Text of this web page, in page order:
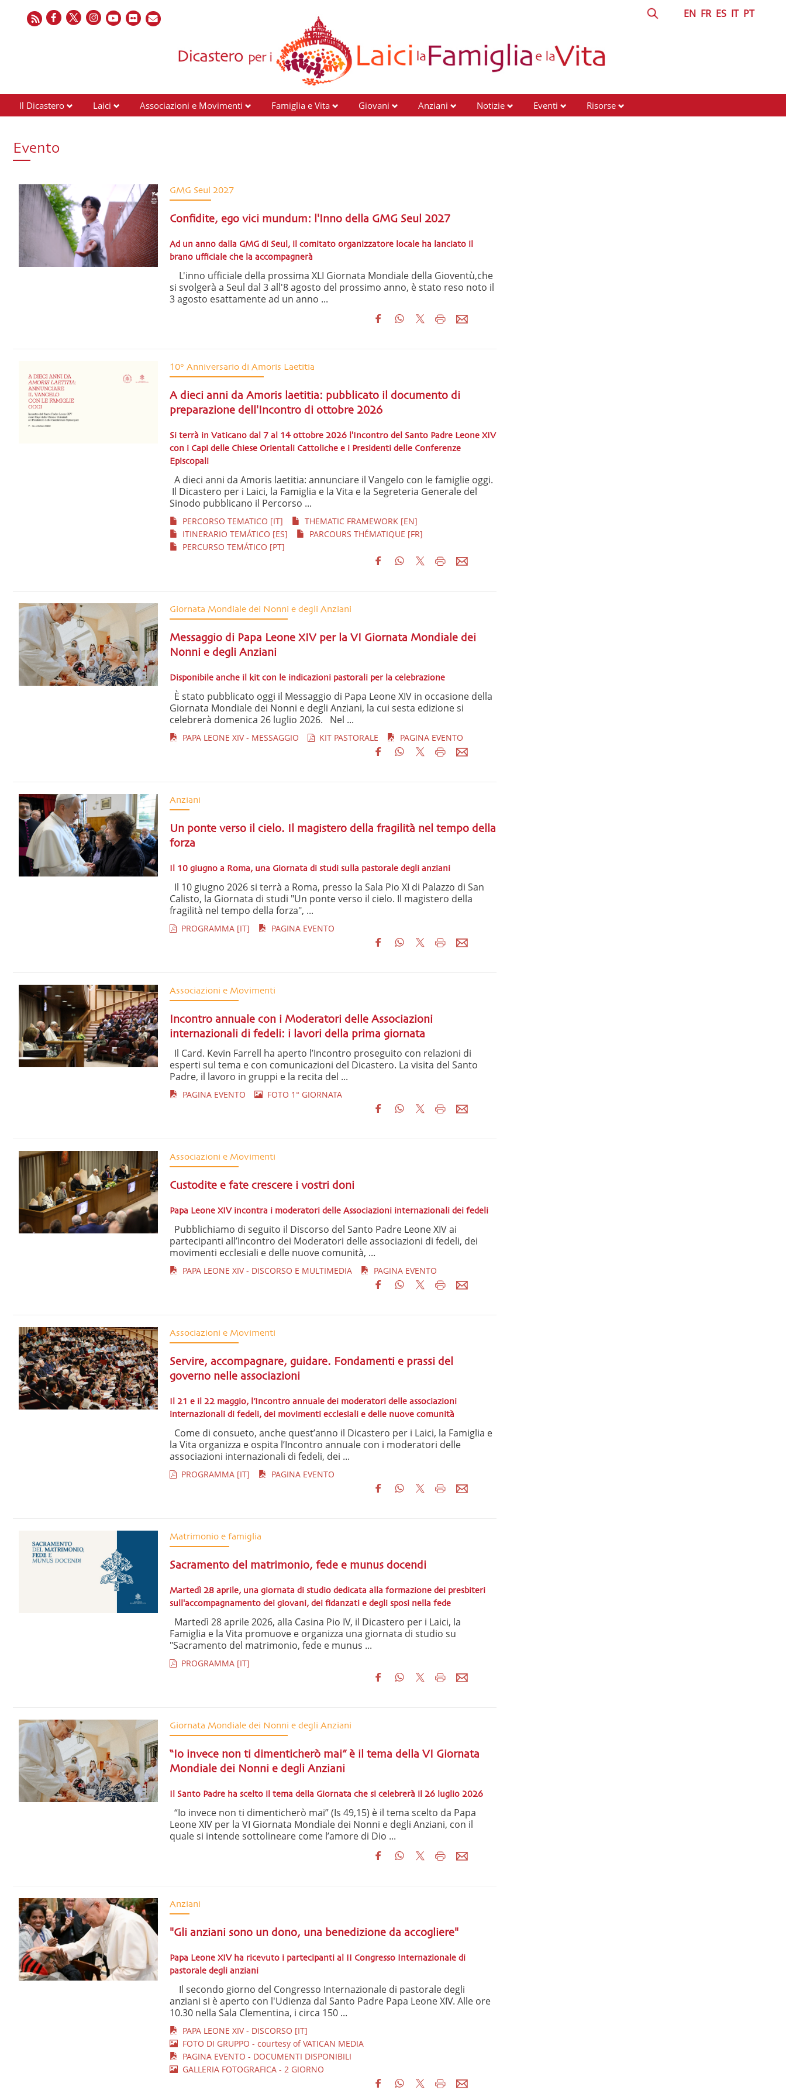
EN FR ES IT PT
Il Dicastero Laici Associazioni e Movimenti Famiglia e Vita Giovani Anziani Notizie Eventi Risorse
Evento
GMG Seul 2027
Confidite, ego vici mundum: l'Inno della GMG Seul 2027
Ad un anno dalla GMG di Seul, il comitato organizzatore locale ha lanciato il
brano ufficiale che la accompagnerà
L'inno ufficiale della prossima XLI Giornata Mondiale della Gioventù,che
si svolgerà a Seul dal 3 all'8 agosto del prossimo anno, è stato reso noto il
3 agosto esattamente ad un anno ...
10° Anniversario di Amoris Laetitia
A dieci anni da Amoris laetitia: pubblicato il documento di
preparazione dell'Incontro di ottobre 2026
Si terrà in Vaticano dal 7 al 14 ottobre 2026 l'Incontro del Santo Padre Leone XIV
con i Capi delle Chiese Orientali Cattoliche e i Presidenti delle Conferenze
Episcopali
A dieci anni da Amoris laetitia: annunciare il Vangelo con le famiglie oggi.
Il Dicastero per i Laici, la Famiglia e la Vita e la Segreteria Generale del
Sinodo pubblicano il Percorso ...
PERCORSO TEMATICO [IT]
THEMATIC FRAMEWORK [EN]
ITINERARIO TEMÁTICO [ES]
PARCOURS THÉMATIQUE [FR]
PERCURSO TEMÁTICO [PT]
Giornata Mondiale dei Nonni e degli Anziani
Messaggio di Papa Leone XIV per la VI Giornata Mondiale dei
Nonni e degli Anziani
Disponibile anche il kit con le indicazioni pastorali per la celebrazione
È stato pubblicato oggi il Messaggio di Papa Leone XIV in occasione della
Giornata Mondiale dei Nonni e degli Anziani, la cui sesta edizione si
celebrerà domenica 26 luglio 2026. Nel ...
PAPA LEONE XIV - MESSAGGIO KIT PASTORALE PAGINA EVENTO
Anziani
Un ponte verso il cielo. Il magistero della fragilità nel tempo della
forza
Il 10 giugno a Roma, una Giornata di studi sulla pastorale degli anziani
Il 10 giugno 2026 si terrà a Roma, presso la Sala Pio XI di Palazzo di San
Calisto, la Giornata di studi "Un ponte verso il cielo. Il magistero della
fragilità nel tempo della forza", ...
PROGRAMMA [IT] PAGINA EVENTO
Associazioni e Movimenti
Incontro annuale con i Moderatori delle Associazioni
internazionali di fedeli: i lavori della prima giornata
Il Card. Kevin Farrell ha aperto l’Incontro proseguito con relazioni di
esperti sul tema e con comunicazioni del Dicastero. La visita del Santo
Padre, il lavoro in gruppi e la recita del ...
PAGINA EVENTO FOTO 1° GIORNATA
Associazioni e Movimenti
Custodite e fate crescere i vostri doni
Papa Leone XIV incontra i moderatori delle Associazioni internazionali dei fedeli
Pubblichiamo di seguito il Discorso del Santo Padre Leone XIV ai
partecipanti all’Incontro dei Moderatori delle associazioni di fedeli, dei
movimenti ecclesiali e delle nuove comunità, ...
PAPA LEONE XIV - DISCORSO E MULTIMEDIA PAGINA EVENTO
Associazioni e Movimenti
Servire, accompagnare, guidare. Fondamenti e prassi del
governo nelle associazioni
Il 21 e il 22 maggio, l’Incontro annuale dei moderatori delle associazioni
internazionali di fedeli, dei movimenti ecclesiali e delle nuove comunità
Come di consueto, anche quest’anno il Dicastero per i Laici, la Famiglia e
la Vita organizza e ospita l’Incontro annuale con i moderatori delle
associazioni internazionali di fedeli, dei ...
PROGRAMMA [IT] PAGINA EVENTO
Matrimonio e famiglia
Sacramento del matrimonio, fede e munus docendi
Martedì 28 aprile, una giornata di studio dedicata alla formazione dei presbiteri
sull'accompagnamento dei giovani, dei fidanzati e degli sposi nella fede
Martedì 28 aprile 2026, alla Casina Pio IV, il Dicastero per i Laici, la
Famiglia e la Vita promuove e organizza una giornata di studio su
"Sacramento del matrimonio, fede e munus ...
PROGRAMMA [IT]
Giornata Mondiale dei Nonni e degli Anziani
“Io invece non ti dimenticherò mai” è il tema della VI Giornata
Mondiale dei Nonni e degli Anziani
Il Santo Padre ha scelto il tema della Giornata che si celebrerà il 26 luglio 2026
“Io invece non ti dimenticherò mai” (Is 49,15) è il tema scelto da Papa
Leone XIV per la VI Giornata Mondiale dei Nonni e degli Anziani, con il
quale si intende sottolineare come l’amore di Dio ...
Anziani
"Gli anziani sono un dono, una benedizione da accogliere"
Papa Leone XIV ha ricevuto i partecipanti al II Congresso Internazionale di
pastorale degli anziani
Il secondo giorno del Congresso Internazionale di pastorale degli
anziani si è aperto con l'Udienza dal Santo Padre Papa Leone XIV. Alle ore
10.30 nella Sala Clementina, i circa 150 ...
PAPA LEONE XIV - DISCORSO [IT]
FOTO DI GRUPPO - courtesy of VATICAN MEDIA
PAGINA EVENTO - DOCUMENTI DISPONIBILI
GALLERIA FOTOGRAFICA - 2 GIORNO